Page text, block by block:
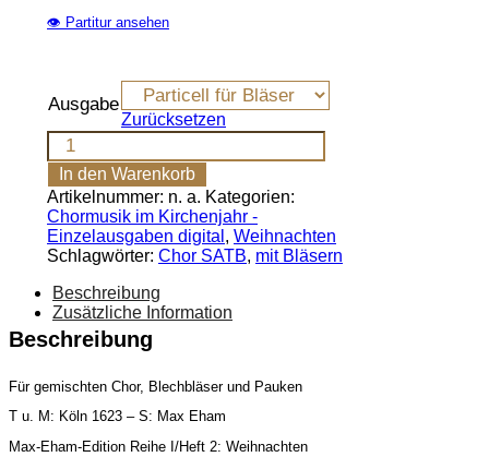
👁 Partitur ansehen
Ausgabe
Zurücksetzen
Vom
Himmel
hoch,
o
Engel
kommt
(SATB,
Menge
In den Warenkorb
Artikelnummer: n. a. Kategorien:
Chormusik im Kirchenjahr -
Einzelausgaben digital , Weihnachten
Schlagwörter: Chor SATB, mit Bläsern
Beschreibung
Zusätzliche Information
Beschreibung
Für gemischten Chor, Blechbläser und Pauken
T u. M: Köln 1623 – S: Max Eham
Max-Eham-Edition Reihe I/Heft 2: Weihnachten